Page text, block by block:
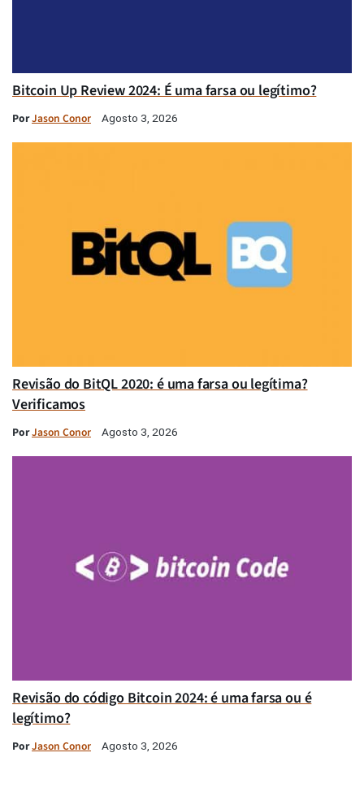
Bitcoin Up Review 2024: É uma farsa ou legítimo?
PorJason Conor Agosto 3, 2026
Revisão do BitQL 2020: é uma farsa ou legítima?
Verificamos
PorJason Conor Agosto 3, 2026
Revisão do código Bitcoin 2024: é uma farsa ou é
legítimo?
PorJason Conor Agosto 3, 2026